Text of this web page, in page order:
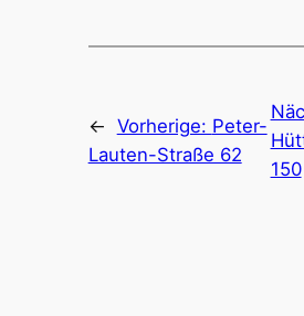
← Vorherige: Peter-
Lauten-Straße 62
150